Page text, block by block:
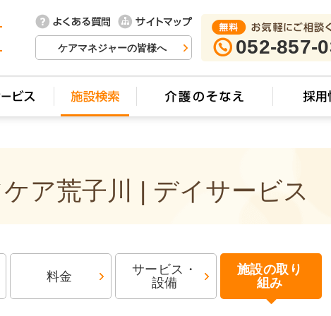
ケアマネジャーの皆様へ 052-857-
ア荒子川 | デイサービス
料金
サービス・
設備
施設の取り
組み